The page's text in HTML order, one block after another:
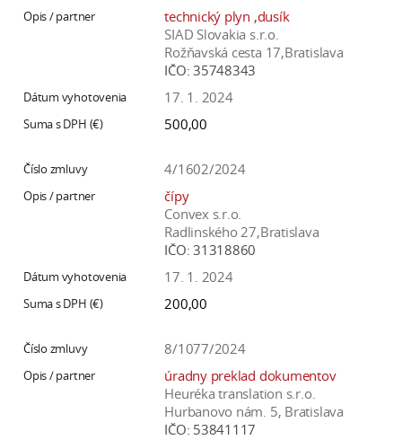
technický plyn ,dusík
SIAD Slovakia s.r.o.
Rožňavská cesta 17,Bratislava
IČO: 35748343
17. 1. 2024
500,00
4/1602/2024
čípy
Convex s.r.o.
Radlinského 27,Bratislava
IČO: 31318860
17. 1. 2024
200,00
8/1077/2024
úradny preklad dokumentov
Heuréka translation s.r.o.
Hurbanovo nám. 5, Bratislava
IČO: 53841117